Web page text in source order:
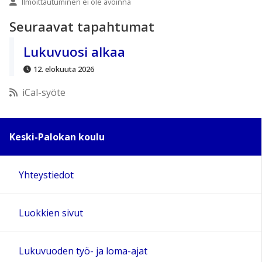
Seuraavat tapahtumat
Lukuvuosi alkaa
12. elokuuta 2026
iCal-syöte
Keski-Palokan koulu
Yhteystiedot
Luokkien sivut
Lukuvuoden työ- ja loma-ajat